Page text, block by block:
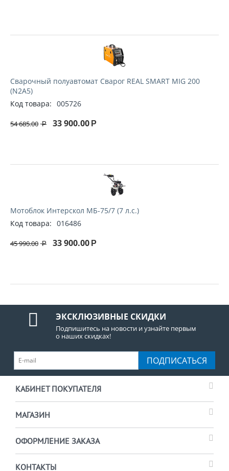
Сварочный полуавтомат Сварог REAL SMART MIG 200
(N2A5)
Код товара: 005726
54 685.00 Р 33 900.00 Р
Мотоблок Интерскол МБ-75/7 (7 л.с.)
Код товара: 016486
45 990.00 Р 33 900.00 Р
ЭКСКЛЮЗИВНЫЕ СКИДКИ
Подпишитесь на новости и узнайте первым
о наших скидках!
ПОДПИСАТЬСЯ
КАБИНЕТ ПОКУПАТЕЛЯ
МАГАЗИН
ОФОРМЛЕНИЕ ЗАКАЗА
КОНТАКТЫ